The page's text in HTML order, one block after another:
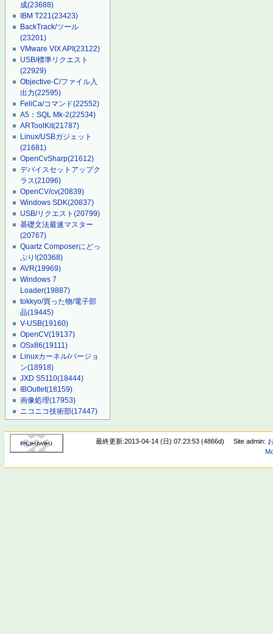
成(23688)
IBM T221(23423)
BackTrack/ツール
(23201)
VMware VIX API(23122)
USB/標準リクエスト
(22929)
Objective-C/ファイル入
出力(22595)
FeliCa/コマンド(22552)
A5：SQL Mk-2(22534)
ARToolKit(21787)
Linux/USBガジェット
(21681)
OpenCvSharp(21612)
デバイスセットアップク
ラス(21096)
OpenCV/cv(20839)
Windows SDK(20837)
USB/リクエスト(20799)
基礎文法最速マスター
(20767)
Quartz Composerにどっ
ぷり!(20368)
AVR(19969)
Windows 7
Loader(19887)
tokkyo/買った物/電子部
品(19445)
V-USB(19160)
OpenCV(19137)
OSx86(19111)
Linuxカーネル/バージョ
ン(18918)
JXD S5110(18444)
IBOutlet(18159)
画像処理(17953)
ニコニコ技術部(17447)
最終更新:2013-04-14 (日) 07:23:53 (4866d) Site admin: